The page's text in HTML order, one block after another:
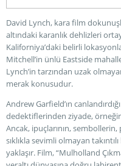
David Lynch, kara film
altındaki karanlık dehlizleri
Kaliforniya’daki belirli
Mitchell’in ünlü Eastside
Lynch’in tarzından uzak
merak konusudur.
Andrew Garfield’ın
dedektiflerinden ziyade,
Ancak, ipuçlarının,
sıklıkla sevimli olmayan
yaklaşır. Film, “Mulholland